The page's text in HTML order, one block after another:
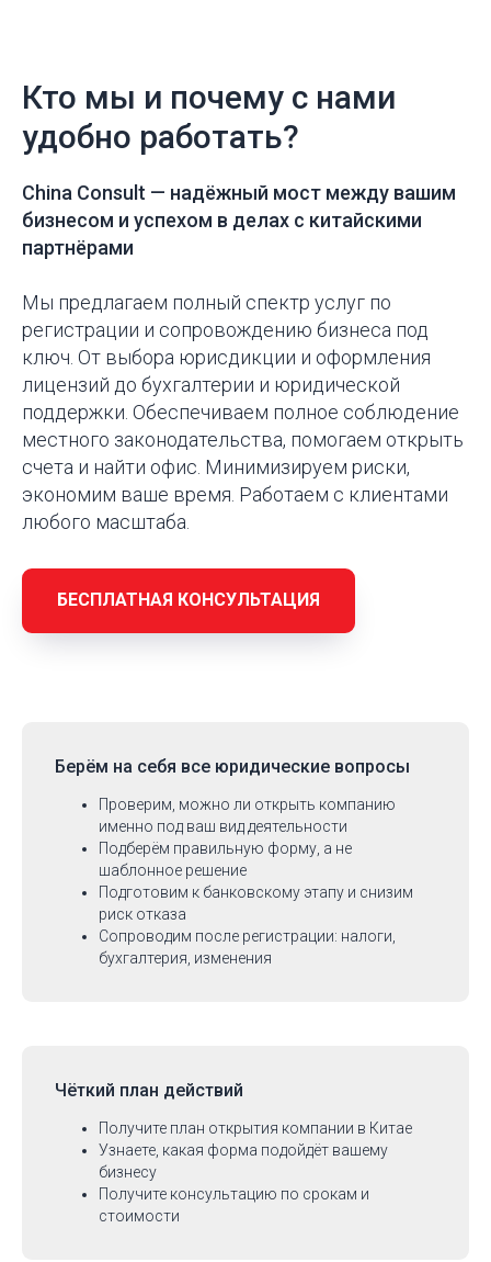
Кто мы и почему с нами
удобно работать?
China Consult — надёжный мост между вашим
бизнесом и успехом в делах с китайскими
партнёрами
Мы предлагаем полный спектр услуг по
регистрации и сопровождению бизнеса под
ключ. От выбора юрисдикции и оформления
лицензий до бухгалтерии и юридической
поддержки. Обеспечиваем полное соблюдение
местного законодательства, помогаем открыть
счета и найти офис. Минимизируем риски,
экономим ваше время. Работаем с клиентами
любого масштаба.
БЕСПЛАТНАЯ КОНСУЛЬТАЦИЯ
Берём на себя все юридические вопросы
Проверим, можно ли открыть компанию
именно под ваш вид деятельности
Подберём правильную форму, а не
шаблонное решение
Подготовим к банковскому этапу и снизим
риск отказа
Сопроводим после регистрации: налоги,
бухгалтерия, изменения
Чёткий план действий
Получите план открытия компании в Китае
Узнаете, какая форма подойдёт вашему
бизнесу
Получите консультацию по срокам и
стоимости